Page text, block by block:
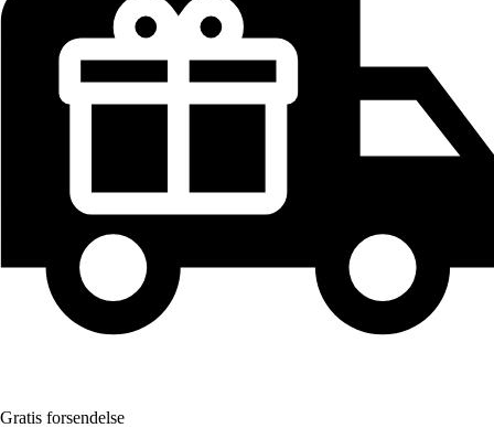
Gratis forsendelse